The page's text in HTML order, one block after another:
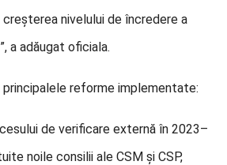
nivelului de încredere a
a adăugat oficiala.
reforme implementate:
de verificare externă în 2023–
noile consilii ale CSM și CSP,